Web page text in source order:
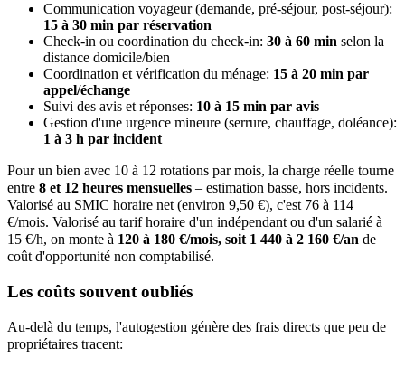
Communication voyageur (demande, pré-séjour, post-séjour):
15 à 30 min par réservation
Check-in ou coordination du check-in: 30 à 60 min selon la
distance domicile/bien
Coordination et vérification du ménage: 15 à 20 min par
appel/échange
Suivi des avis et réponses: 10 à 15 min par avis
Gestion d'une urgence mineure (serrure, chauffage, doléance):
1 à 3 h par incident
Pour un bien avec 10 à 12 rotations par mois, la charge réelle tourne
entre 8 et 12 heures mensuelles – estimation basse, hors incidents.
Valorisé au SMIC horaire net (environ 9,50 €), c'est 76 à 114
€/mois. Valorisé au tarif horaire d'un indépendant ou d'un salarié à
15 €/h, on monte à 120 à 180 €/mois, soit 1 440 à 2 160 €/an de
coût d'opportunité non comptabilisé.
Les coûts souvent oubliés
Au-delà du temps, l'autogestion génère des frais directs que peu de
propriétaires tracent: